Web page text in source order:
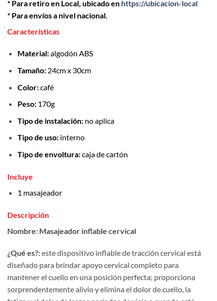
* Para retiro en Local, ubicado en https://ubicacion-local
* Para envíos a nivel nacional.
Características
Material:algodón ABS
Tamaño:24cm x 30cm
Color:café
Peso:170g
Tipo de instalación:no aplica
Tipo de uso:interno
Tipo de envoltura:caja de cartón
Incluye
1 masajeador
Descripción
Nombre: Masajeador inflable cervical
¿Qué es?:este dispositivo inflable de tracción cervical está
diseñado para brindar apoyo cervical completo para
mantener el cuello en una posición perfecta; proporciona
sorprendentemente alivio y elimina el dolor de cuello, la